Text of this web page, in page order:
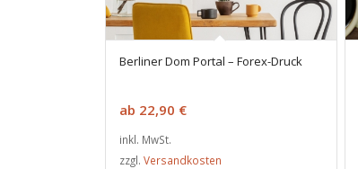
Berliner Dom Portal – Forex-Druck
ab 22,90 €
inkl. MwSt.
zzgl. Versandkosten